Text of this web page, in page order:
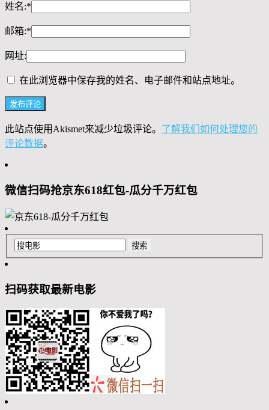
姓名:*
邮箱:*
网址:
在此浏览器中保存我的姓名、电子邮件和站点地址。
此站点使用Akismet来减少垃圾评论。 了解我们如何处理您的
评论数据。
微信扫码抢京东618红包-瓜分千万红包
扫码获取最新电影